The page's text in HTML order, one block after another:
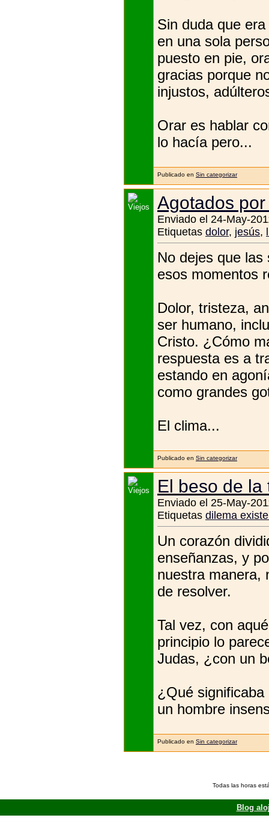
Sin duda que
en una sola
puesto en pie,
gracias porque
injustos,
Orar es hablar
lo hacía pero...
Publicado en Sin categorizar
Agotados
Enviado el 24-May-
Etiquetas dolor, jesús,
No dejes que
esos momentos
Dolor, tristeza,
ser humano,
Cristo. ¿Cómo
respuesta es a
estando en
como grandes
El clima...
Publicado en Sin categorizar
El beso de la
Enviado el 25-May-
Etiquetas dilema
Un corazón
enseñanzas, y
nuestra manera,
de resolver.
Tal vez, con
principio lo
Judas, ¿con un
¿Qué
un hombre
Publicado en Sin categorizar
Todas las horas
Blog